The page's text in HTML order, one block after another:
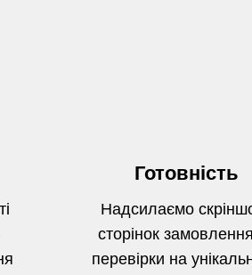
Готовність
Надсилаємо
сторінок
перевірки на